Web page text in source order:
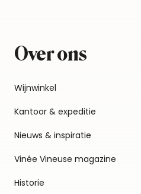
Over ons
Wijnwinkel
Kantoor & expeditie
Nieuws & inspiratie
Vinée Vineuse magazine
Historie